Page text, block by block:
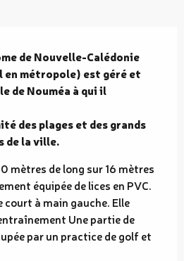
de Nouvelle-Calédonie
métropole) est géré et
de Nouméa à qui il
des plages et des grands
de la ville.
mètres de long sur 16 mètres
équipée de lices en PVC.
court à main gauche. Elle
Une partie de
par un practice de golf et